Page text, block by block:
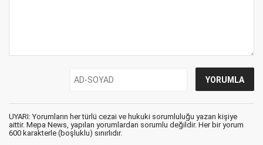
UYARI: Yorumların her türlü cezai ve hukuki sorumluluğu yazan kişiye
aittir. Mepa News, yapılan yorumlardan sorumlu değildir. Her bir yorum
600 karakterle (boşluklu) sınırlıdır.